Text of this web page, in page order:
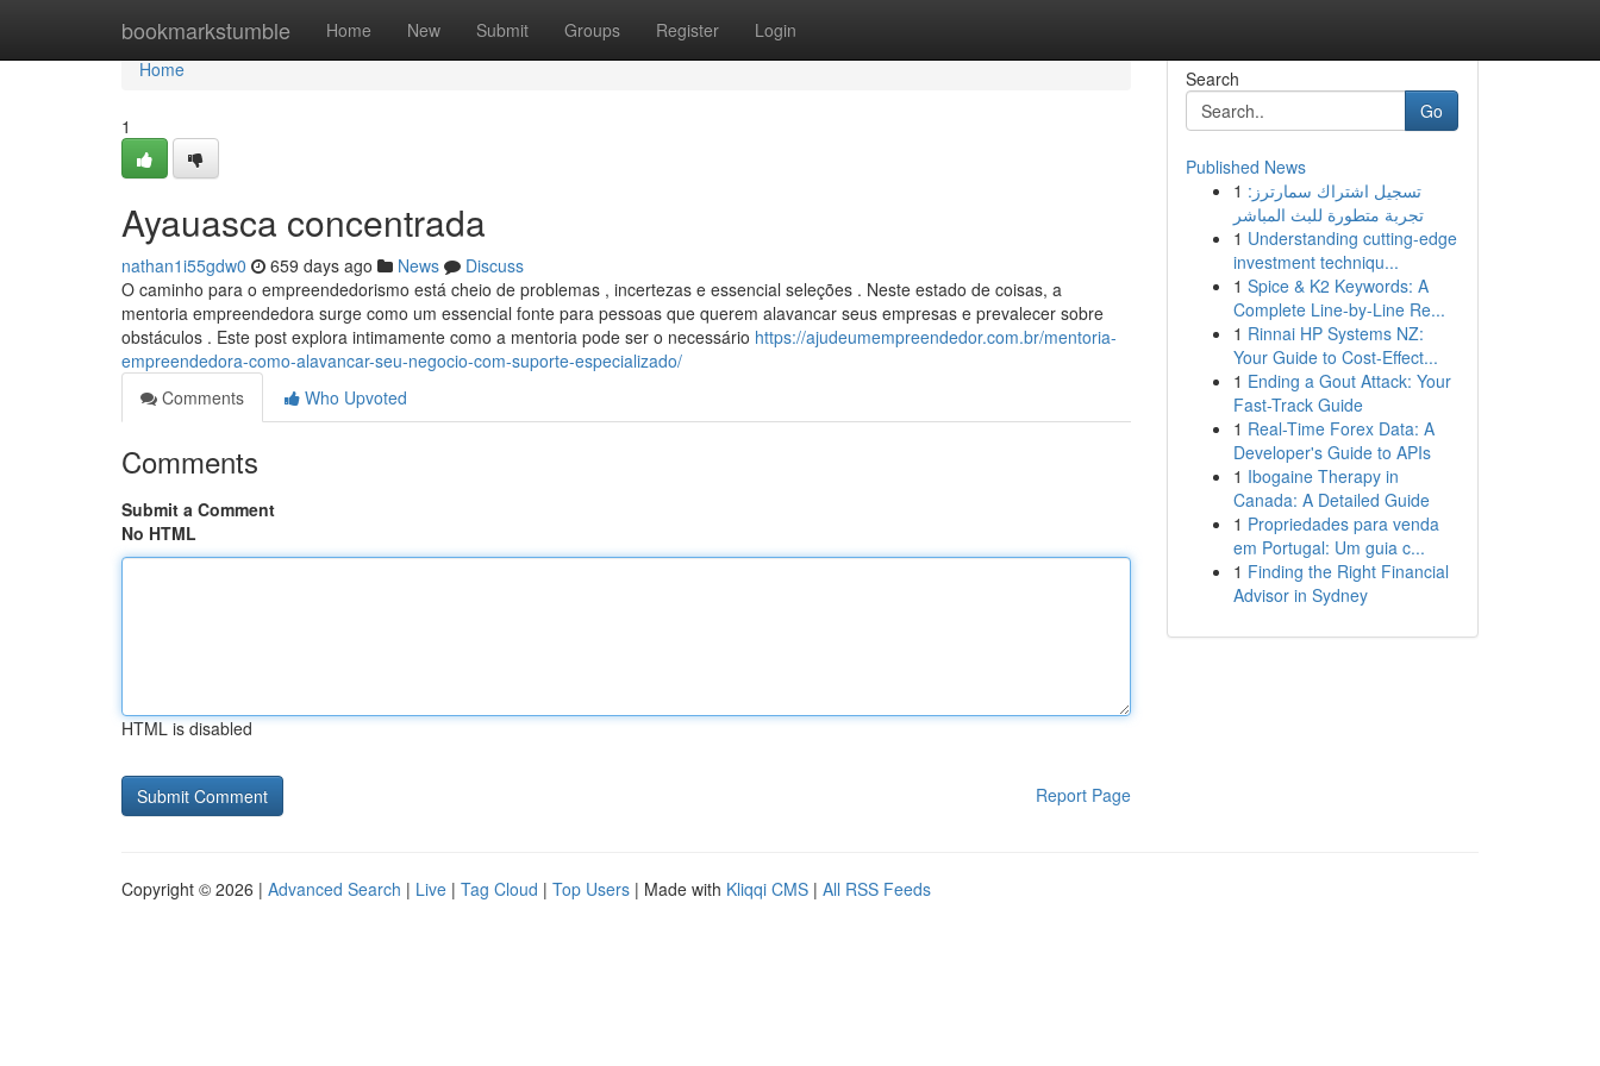
bookmarkstumble Home New Submit Groups Register Login
Home
Home
1
Ayauasca concentrada
nathan1i55gdw0 659 days ago News
Discuss
O caminho para o empreendedorismo está cheio de problemas , incertezas e essencial seleções . Neste estado de coisas, a
mentoria empreendedora surge como um essencial fonte para pessoas que querem alavancar seus empresas e prevalecer sobre
obstáculos . Este post explora intimamente como a mentoria pode ser o necessário https://ajudeumempreendedor.com.br/mentoria-
empreendedora-como-alavancar-seu-negocio-com-suporte-especializado/
Comments
Who Upvoted
Comments
Submit a Comment
No HTML
HTML is disabled
Report Page
Search
Go
Published News
1 تسجيل اشتراك سمارترز:
تجربة متطورة للبث المباشر
1 Understanding cutting-edge
investment techniqu...
1 Spice & K2 Keywords: A
Complete Line-by-Line Re...
1 Rinnai HP Systems NZ:
Your Guide to Cost-Effect...
1 Ending a Gout Attack: Your
Fast-Track Guide
1 Real-Time Forex Data: A
Developer's Guide to APIs
1 Ibogaine Therapy in
Canada: A Detailed Guide
1 Propriedades para venda
em Portugal: Um guia c...
1 Finding the Right Financial
Advisor in Sydney
Copyright © 2026 | Advanced Search | Live | Tag Cloud | Top Users | Made with Kliqqi CMS | All RSS Feeds